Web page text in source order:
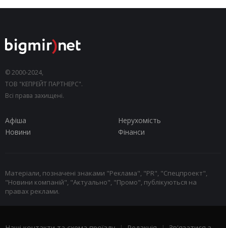
© 2000-2024,
ТОВ "КЕПРЕЙТ ПАРТНЕРС".
Всі права захищені.
Афіша
Нерухомість
Новини
Фінанси
Матеріали, позначені знаками "Реклама", "PR", "Спецпроект",
"Новини компаній", "Актуально", "Промо", публікуються на
правах реклами.